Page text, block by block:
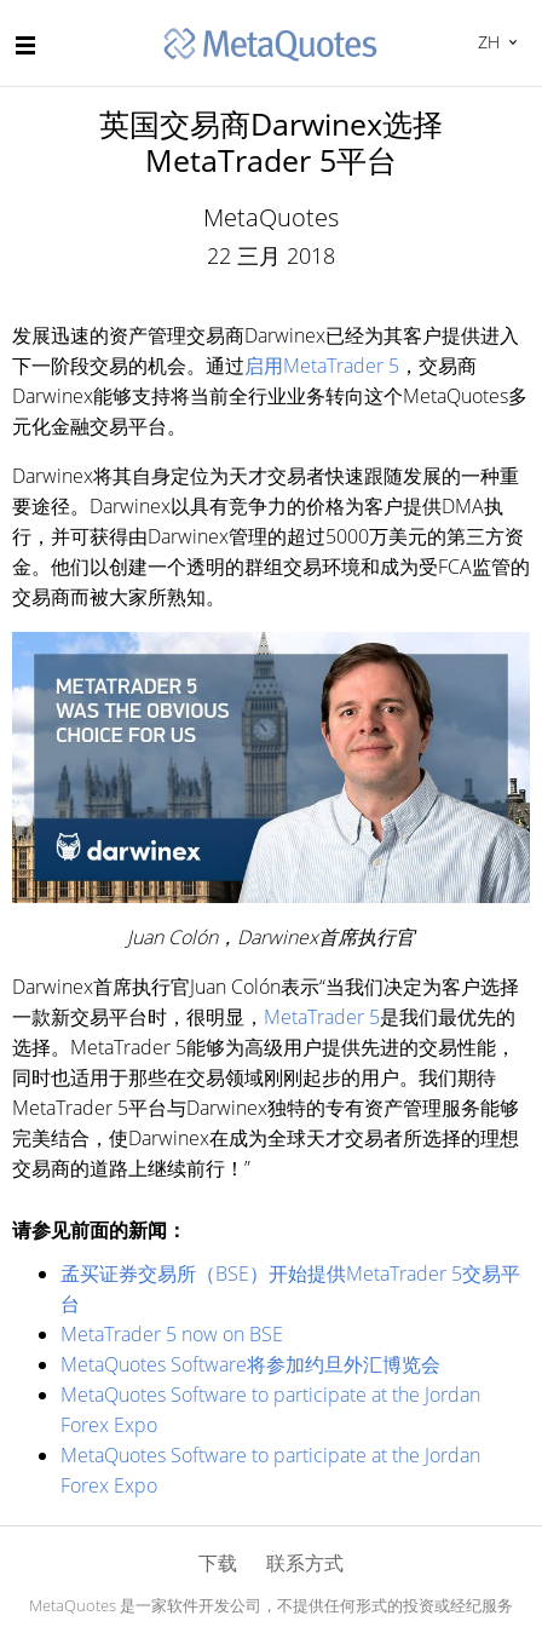
ZH
英国交易商Darwinex选择
MetaTrader 5平台
MetaQuotes
22 三月 2018
发展迅速的资产管理交易商Darwinex已经为其客户提供进入
下一阶段交易的机会。通过启用MetaTrader 5 ，交易商
Darwinex能够支持将当前全行业业务转向这个MetaQuotes多
元化金融交易平台。
Darwinex将其自身定位为天才交易者快速跟随发展的一种重
要途径。Darwinex以具有竞争力的价格为客户提供DMA执
行，并可获得由Darwinex管理的超过5000万美元的第三方资
金。他们以创建一个透明的群组交易环境和成为受FCA监管的
交易商而被大家所熟知。
Juan Colón，Darwinex首席执行官
Darwinex首席执行官Juan Colón表示“当我们决定为客户选择
一款新交易平台时，很明显， MetaTrader 5是我们最优先的
选择。MetaTrader 5能够为高级用户提供先进的交易性能，
同时也适用于那些在交易领域刚刚起步的用户。我们期待
MetaTrader 5平台与Darwinex独特的专有资产管理服务能够
完美结合，使Darwinex在成为全球天才交易者所选择的理想
交易商的道路上继续前行！”
请参见前面的新闻：
孟买证券交易所（BSE）开始提供MetaTrader 5交易平
台
MetaTrader 5 now on BSE
MetaQuotes Software将参加约旦外汇博览会
MetaQuotes Software to participate at the Jordan
Forex Expo
MetaQuotes Software to participate at the Jordan
Forex Expo
下载 联系方式
MetaQuotes 是一家软件开发公司，不提供任何形式的投资或经纪服务